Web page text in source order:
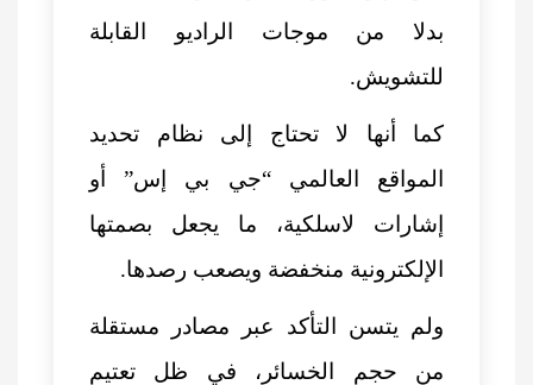
بدلا من موجات الراديو القابلة
للتشويش.
كما أنها لا تحتاج إلى نظام تحديد
المواقع العالمي “جي بي إس” أو
إشارات لاسلكية، ما يجعل بصمتها
الإلكترونية منخفضة ويصعب رصدها.
ولم يتسن التأكد عبر مصادر مستقلة
من حجم الخسائر، في ظل تعتيم